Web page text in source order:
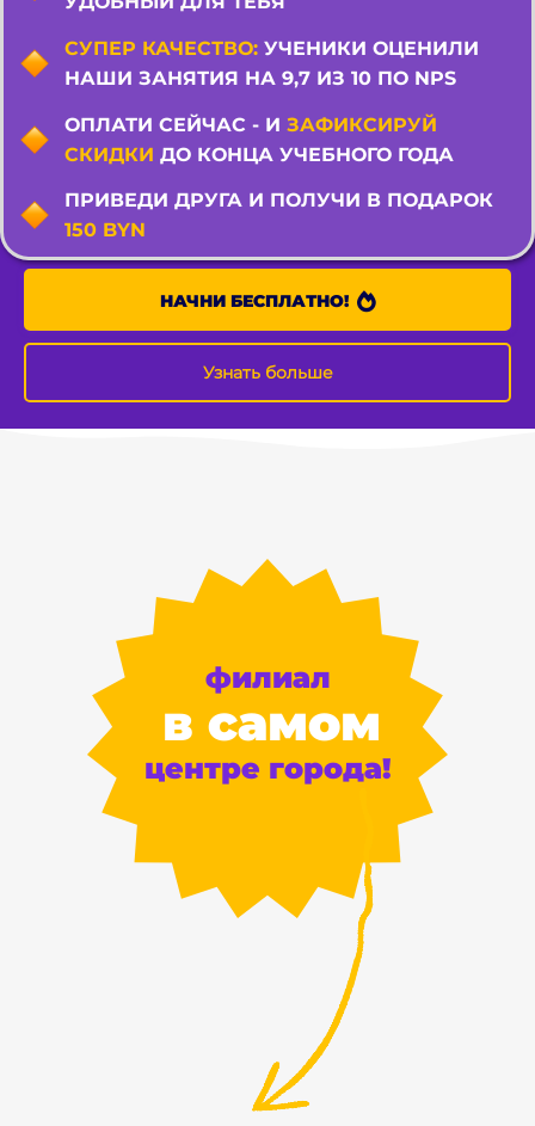
СУПЕР КАЧЕСТВО: УЧЕНИКИ ОЦЕНИЛИ
НАШИ ЗАНЯТИЯ НА 9,7 ИЗ 10 ПО NPS
ОПЛАТИ СЕЙЧАС - И ЗАФИКСИРУЙ
СКИДКИ ДО КОНЦА УЧЕБНОГО ГОДА
ПРИВЕДИ ДРУГА И ПОЛУЧИ В ПОДАРОК
150 BYN
НАЧНИ БЕСПЛАТНО!
Узнать больше
филиал
в самом
центре города!